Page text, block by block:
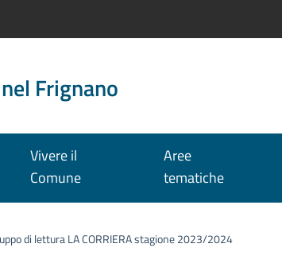
Frignano
Vivere il
Comune
Aree
tematiche
di lettura LA CORRIERA stagione 2023/2024